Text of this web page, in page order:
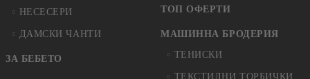
НЕСЕСЕРИ
ДАМСКИ ЧАНТИ
ЗА БЕБЕТО
ТОП ОФЕРТИ
МАШИННА БРОДЕРИЯ
ТЕНИСКИ
ТЕКСТИЛНИ ТОРБИЧКИ